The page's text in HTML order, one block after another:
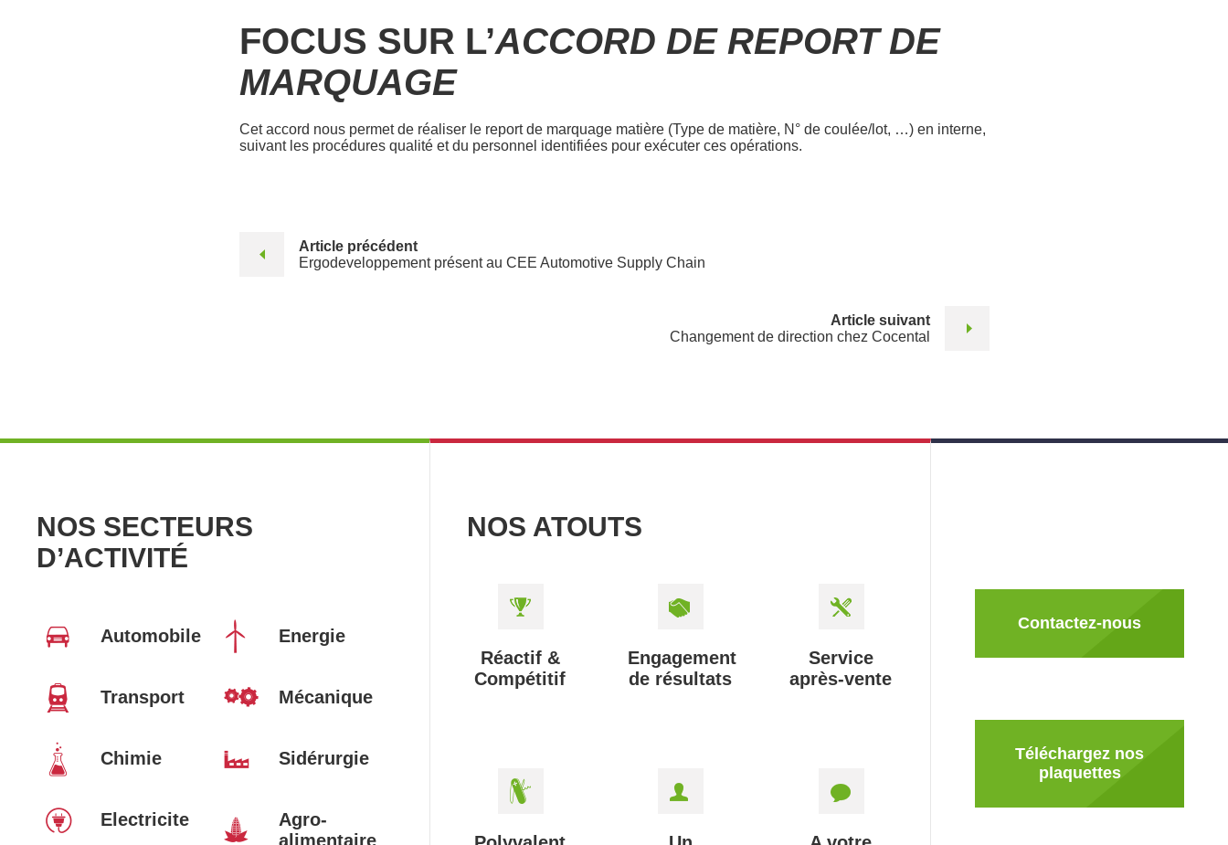
FOCUS SUR L’ACCORD DE REPORT DE
MARQUAGE
Cet accord nous permet de réaliser le report de marquage matière (Type de matière, N° de coulée/lot, …) en interne,
suivant les procédures qualité et du personnel identifiées pour exécuter ces opérations.
Article précédent
Ergodeveloppement présent au CEE Automotive Supply Chain
Article suivant
Changement de direction chez Cocental
Contactez-nous
Téléchargez nos
plaquettes
NOS SECTEURS
D’ACTIVITÉ
Automobile Energie
Transport Mécanique
Chimie Sidérurgie
Electricite
Agro-
alimentaire
NOS ATOUTS
Réactif &
Compétitif
Engagement
de résultats
Service
après-vente